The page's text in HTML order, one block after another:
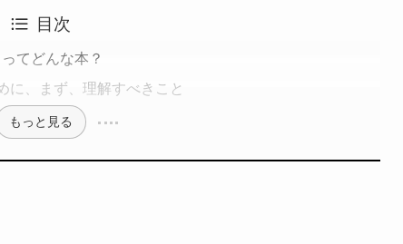
目次
てどんな本？
に、まず、理解すべきこと
もっと見る